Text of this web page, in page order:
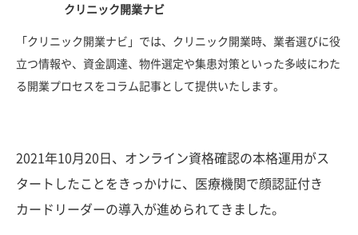
クリニック開業ナビ
「クリニック開業ナビ」では、クリニック開業時、業者選びに役
立つ情報や、資金調達、物件選定や集患対策といった多岐にわた
る開業プロセスをコラム記事として提供いたします。
2021年10月20日、オンライン資格確認の本格運用がス
タートしたことをきっかけに、医療機関で顔認証付き
カードリーダーの導入が進められてきました。